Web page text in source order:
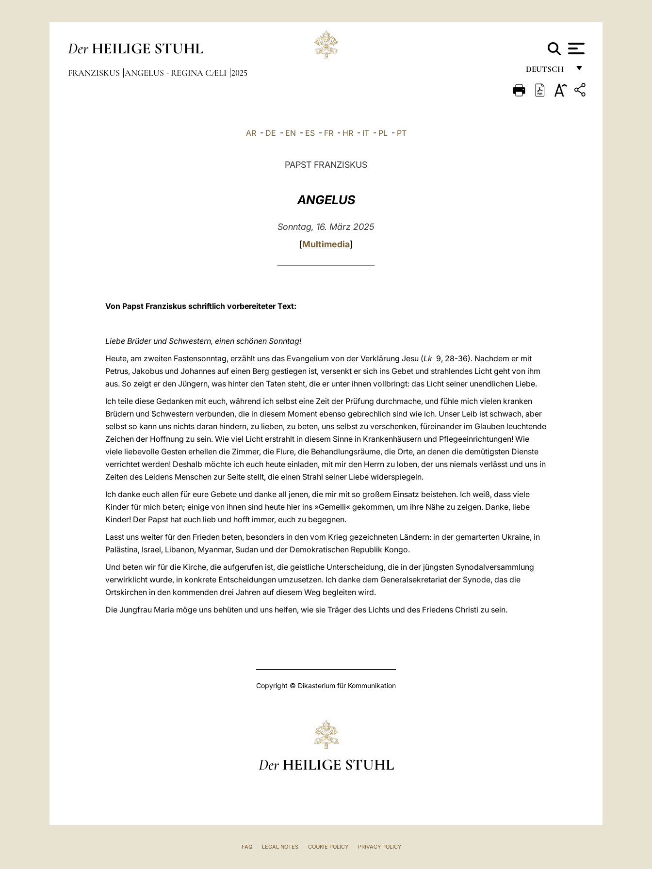
Der HEILIGE STUHL
DEUTSCH
FRANÇAIS
FRANZISKUS ANGELUS - REGINA CÆLI 2025
AR- DE - EN - ES- FR- HR- IT- PL- PT
PAPST FRANZISKUS
ANGELUS
Sonntag, 16. März 2025
[Multimedia]
Von Papst Franziskus schriftlich vorbereiteter Text:
Liebe Brüder und Schwestern, einen schönen Sonntag!
Heute, am zweiten Fastensonntag, erzählt uns das Evangelium von der Verklärung Jesu (Lk 9, 28-36). Nachdem er mit
Petrus, Jakobus und Johannes auf einen Berg gestiegen ist, versenkt er sich ins Gebet und strahlendes Licht geht von ihm
aus. So zeigt er den Jüngern, was hinter den Taten steht, die er unter ihnen vollbringt: das Licht seiner unendlichen Liebe.
Ich teile diese Gedanken mit euch, während ich selbst eine Zeit der Prüfung durchmache, und fühle mich vielen kranken
Brüdern und Schwestern verbunden, die in diesem Moment ebenso gebrechlich sind wie ich. Unser Leib ist schwach, aber
selbst so kann uns nichts daran hindern, zu lieben, zu beten, uns selbst zu verschenken, füreinander im Glauben leuchtende
Zeichen der Hoffnung zu sein. Wie viel Licht erstrahlt in diesem Sinne in Krankenhäusern und Pflegeeinrichtungen! Wie
viele liebevolle Gesten erhellen die Zimmer, die Flure, die Behandlungsräume, die Orte, an denen die demütigsten Dienste
verrichtet werden! Deshalb möchte ich euch heute einladen, mit mir den Herrn zu loben, der uns niemals verlässt und uns in
Zeiten des Leidens Menschen zur Seite stellt, die einen Strahl seiner Liebe widerspiegeln.
Ich danke euch allen für eure Gebete und danke all jenen, die mir mit so großem Einsatz beistehen. Ich weiß, dass viele
Kinder für mich beten; einige von ihnen sind heute hier ins »Gemelli« gekommen, um ihre Nähe zu zeigen. Danke, liebe
Kinder! Der Papst hat euch lieb und hofft immer, euch zu begegnen.
Lasst uns weiter für den Frieden beten, besonders in den vom Krieg gezeichneten Ländern: in der gemarterten Ukraine, in
Palästina, Israel, Libanon, Myanmar, Sudan und der Demokratischen Republik Kongo.
Und beten wir für die Kirche, die aufgerufen ist, die geistliche Unterscheidung, die in der jüngsten Synodalversammlung
verwirklicht wurde, in konkrete Entscheidungen umzusetzen. Ich danke dem Generalsekretariat der Synode, das die
Ortskirchen in den kommenden drei Jahren auf diesem Weg begleiten wird.
Die Jungfrau Maria möge uns behüten und uns helfen, wie sie Träger des Lichts und des Friedens Christi zu sein.
Copyright © Dikasterium für Kommunikation
Der HEILIGE STUHL
FAQ LEGAL NOTES COOKIE POLICY PRIVACY POLICY